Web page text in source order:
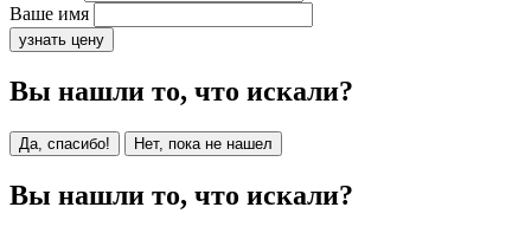
Ваше имя
узнать цену
Вы нашли то, что искали?
Да, спасибо! Нет, пока не нашел
Вы нашли то, что искали?